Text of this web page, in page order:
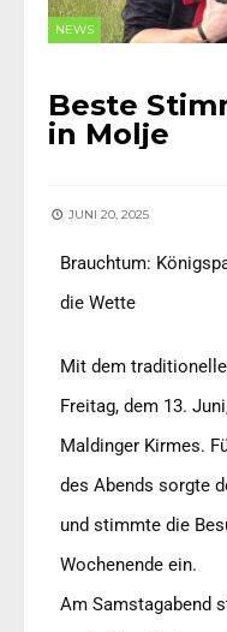
NEWS
Beste
in Molje
JUNI 20, 2025
Brauchtum:
die Wette
Mit dem
Freitag, dem 13.
Maldinger Kirmes.
des Abends sorgte
und stimmte die
Wochenende ein.
Am Samstagabend